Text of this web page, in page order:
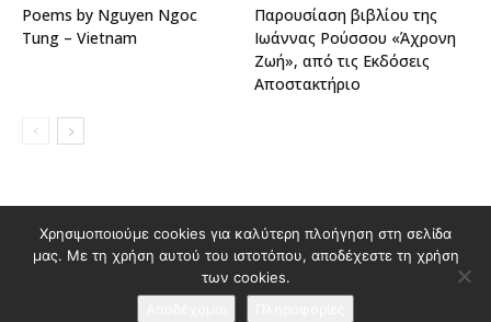
Poems by Nguyen Ngoc
Tung – Vietnam
Παρουσίαση βιβλίου της
Ιωάννας Ρούσσου «Άχρονη
Ζωή», από τις Εκδόσεις
Αποστακτήριο
Διαφημιστείτε στο Polis Magazino
Όροι χρήσης & Πολιτική Προστασίας Προσωπικών Δεδομένων
Επικοινωνία
Χρησιμοποιούμε cookies για καλύτερη πλοήγηση στη σελίδα
μας. Με τη χρήση αυτού του ιστοτόπου, αποδέχεστε τη χρήση
των cookies.